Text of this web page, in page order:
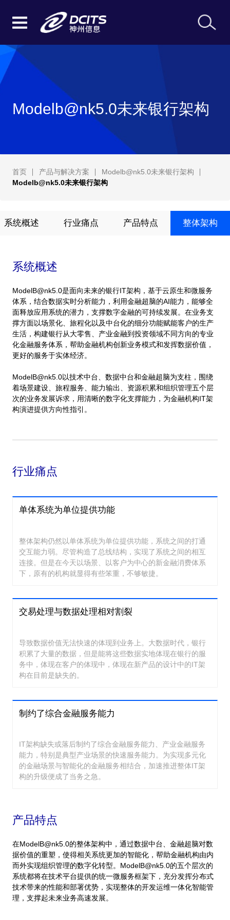
Modelb@nk5.0未来银行架构
首页 产品与解决方案
Modelb@nk5.0未来银行架构
Modelb@nk5.0未来银行架构
系统概述 行业痛点 产品特点 整体架构
系统概述
ModelB@nk5.0是面向未来的银行IT架构，基于云原生和微服务
体系，结合数据实时分析能力，利用金融超脑的AI能力，能够全
面释放应用系统的潜力，支撑数字金融的可持续发展。在业务支
撑方面以场景化、旅程化以及中台化的细分功能赋能客户的生产
生活，构建银行从大零售、产业金融到投资领域不同方向的专业
化金融服务体系，帮助金融机构创新业务模式和发挥数据价值，
更好的服务于实体经济。
ModelB@nk5.0以技术中台、数据中台和金融超脑为支柱，围绕
着场景建设、旅程服务、能力输出、资源积累和组织管理五个层
次的业务发展诉求，用清晰的数字化支撑能力，为金融机构IT架
构演进提供方向性指引。
行业痛点
单体系统为单位提供功能
整体架构仍然以单体系统为单位提供功能，系统之间的打通
交互能力弱。尽管构造了总线结构，实现了系统之间的相互
连接。但是在今天以场景、以客户为中心的新金融消费体系
下，原有的机构就显得有些笨重，不够敏捷。
交易处理与数据处理相对割裂
导致数据价值无法快速的体现到业务上。大数据时代，银行
积累了大量的数据，但是能将这些数据实地体现在银行的服
务中，体现在客户的体现中，体现在新产品的设计中的IT架
构在目前是缺失的。
制约了综合金融服务能力
IT架构缺失或落后制约了综合金融服务能力、产业金融服务
能力，特别是典型产业场景的快速服务能力。为实现多元化
的金融场景与智能化的金融服务相结合，加速推进整体IT架
构的升级便成了当务之急。
产品特点
在ModelB@nk5.0的整体架构中，通过数据中台、金融超脑对数
据价值的重塑，使得相关系统更加的智能化，帮助金融机构由内
而外实现组织管理的数字化转型。ModelB@nk5.0的五个层次的
系统都将在技术平台提供的统一微服务框架下，充分发挥分布式
技术带来的性能和部署优势，实现整体的开发运维一体化智能管
理，支撑起未来业务高速发展。